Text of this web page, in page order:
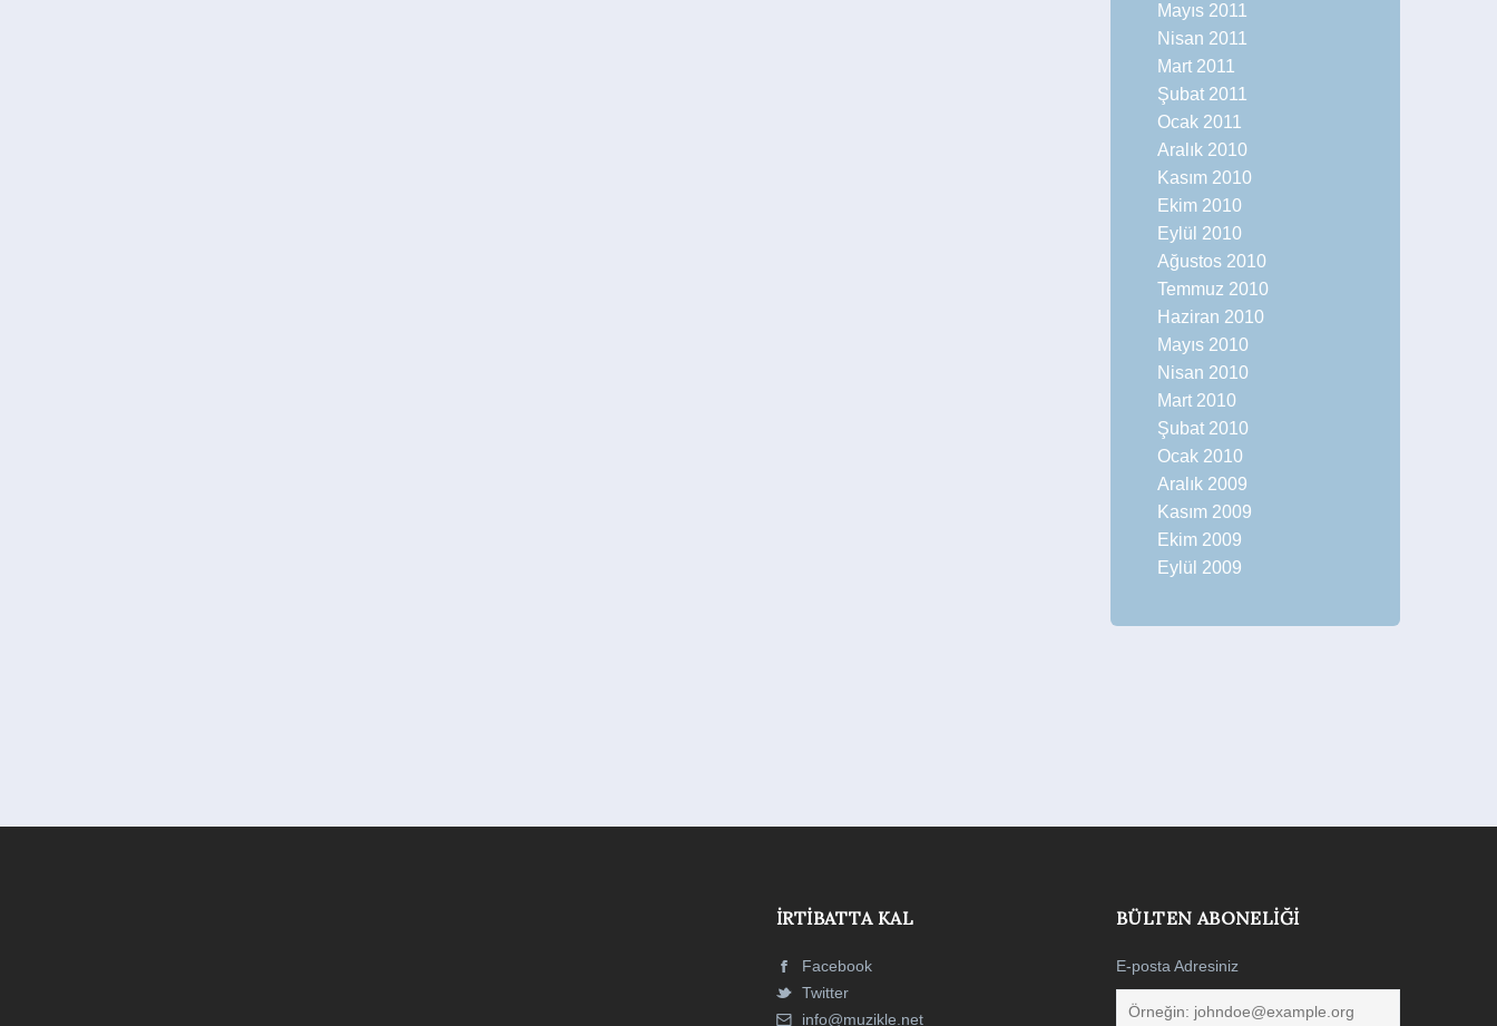
Mayıs 2011
Nisan 2011
Mart 2011
Şubat 2011
Ocak 2011
Aralık 2010
Kasım 2010
Ekim 2010
Eylül 2010
Ağustos 2010
Temmuz 2010
Haziran 2010
Mayıs 2010
Nisan 2010
Mart 2010
Şubat 2010
Ocak 2010
Aralık 2009
Kasım 2009
Ekim 2009
Eylül 2009
İRTIBATTA KAL
Facebook
Twitter
info@muzikle.net
BÜLTEN ABONELIĞI
E-posta Adresiniz